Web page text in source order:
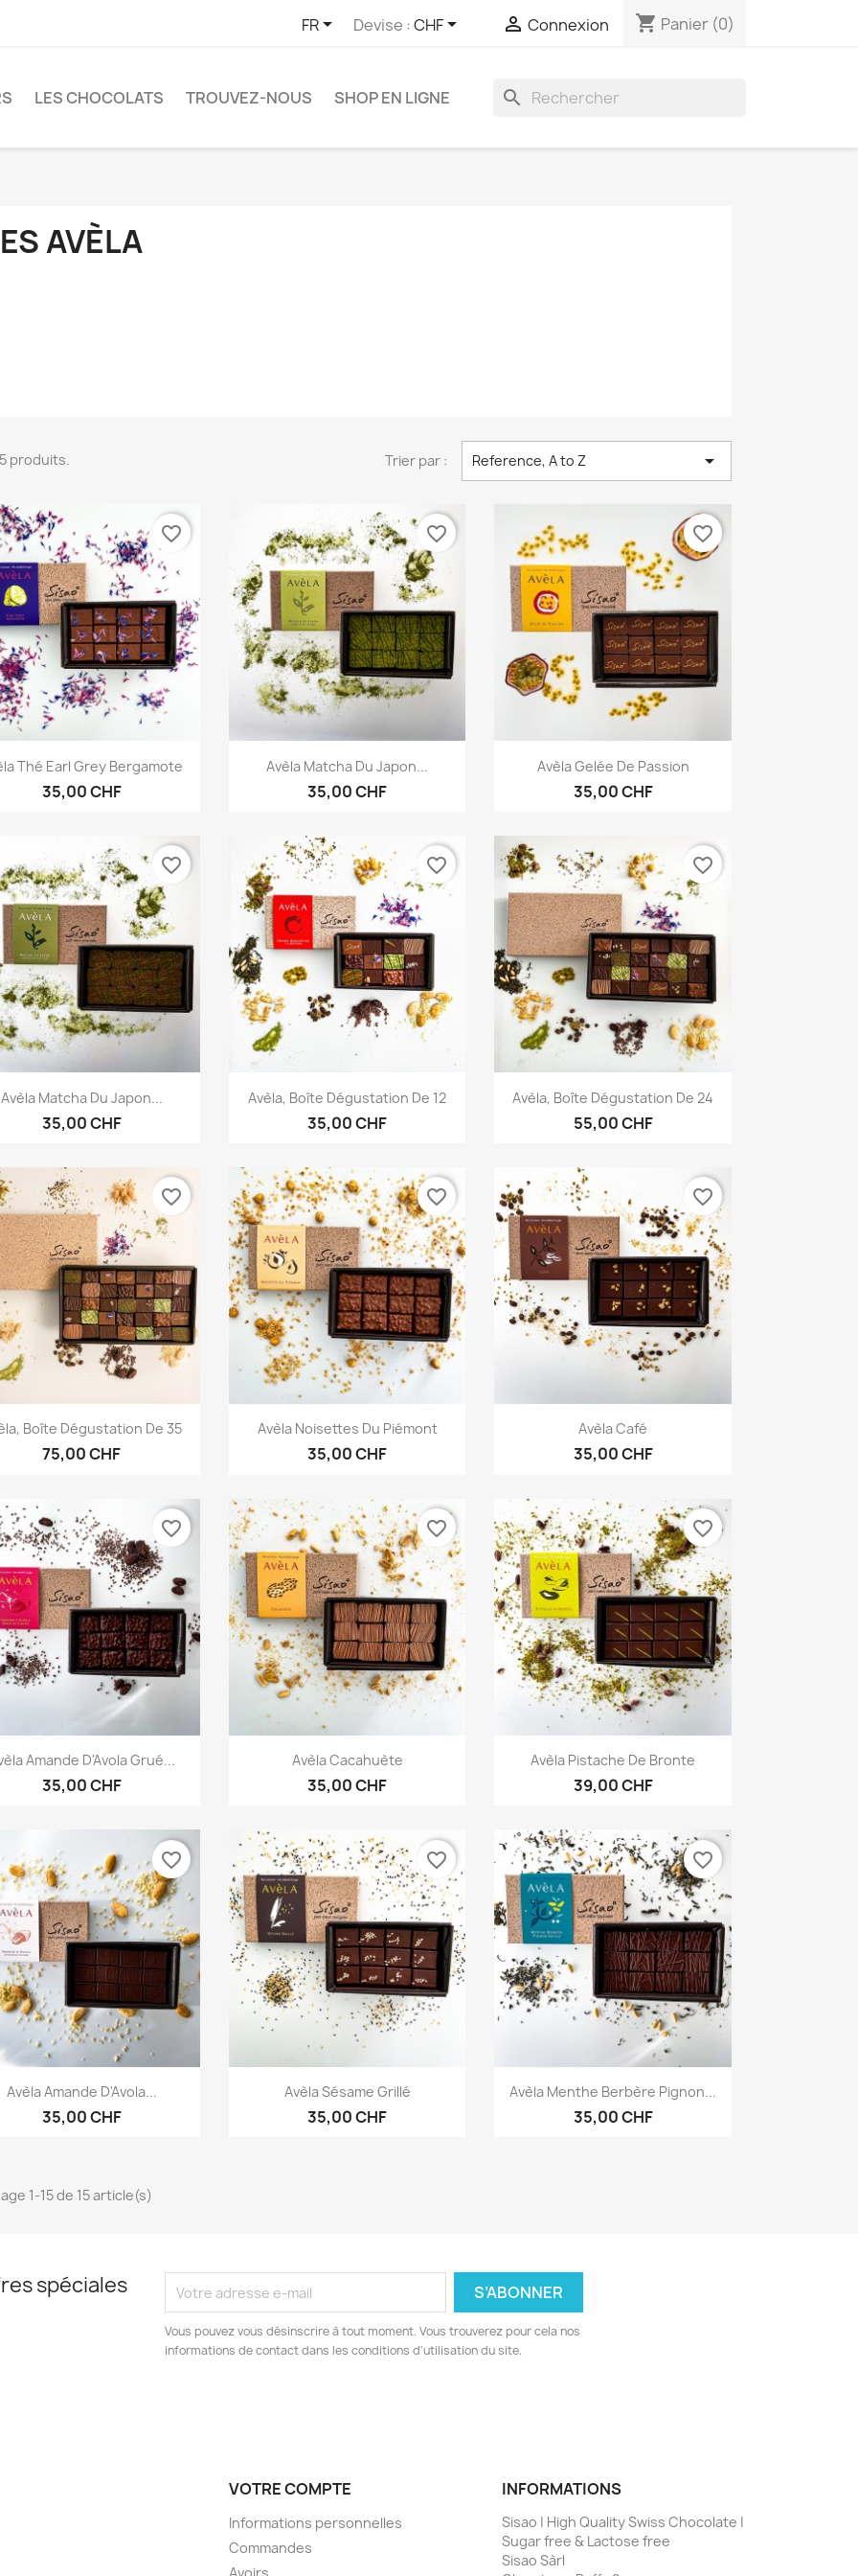
FR Devise :CHF  Connexion shopping_cart Panier (0)
LES CHOCOLATS TROUVEZ-NOUS SHOP EN LIGNE search
AVÈLA
produits. Trier par : Reference, A to Z 
Aperçu rapide
Thé Earl Grey Bergamote
35,00 CHF
favorite_border
Aperçu rapide
Avèla Matcha Du Japon...
35,00 CHF
favorite_border
Aperçu rapide
Avèla Gelée De Passion
35,00 CHF
favorite_border
Aperçu rapide
Avèla Matcha Du Japon...
35,00 CHF
favorite_border
Aperçu rapide
Avèla, Boîte Dégustation De 12
35,00 CHF
favorite_border
Aperçu rapide
Avèla, Boîte Dégustation De 24
55,00 CHF
favorite_border
Aperçu rapide
Boîte Dégustation De 35
75,00 CHF
favorite_border
Aperçu rapide
Avèla Noisettes Du Piémont
35,00 CHF
favorite_border
Aperçu rapide
Avèla Café
35,00 CHF
favorite_border
Aperçu rapide
Amande D'Avola Grué...
35,00 CHF
favorite_border
Aperçu rapide
Avèla Cacahuète
35,00 CHF
favorite_border
Aperçu rapide
Avèla Pistache De Bronte
39,00 CHF
favorite_border
Aperçu rapide
Avèla Amande D'Avola...
35,00 CHF
favorite_border
Aperçu rapide
Avèla Sésame Grillé
35,00 CHF
favorite_border
Aperçu rapide
Avèla Menthe Berbère Pignon...
35,00 CHF
favorite_border
1-15 de 15 article(s)
spéciales
Vous pouvez vous désinscrire à tout moment. Vous trouverez pour cela nos
informations de contact dans les conditions d'utilisation du site.
VOTRE COMPTE
Informations personnelles
Commandes
INFORMATIONS
Sisao | High Quality Swiss Chocolate |
Sugar free & Lactose free
Sisao Sàrl